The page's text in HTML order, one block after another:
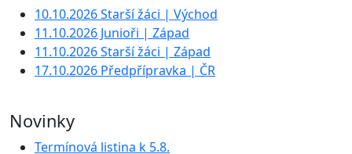
10.10.2026 Starší žáci | Východ
11.10.2026 Junioři | Západ
11.10.2026 Starší žáci | Západ
17.10.2026 Předpřípravka | ČR
Novinky
Termínová listina k 5.8.